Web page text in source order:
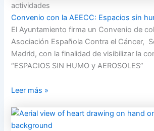
actividades
Convenio con la AEECC: Espacios sin
El Ayuntamiento firma un Convenio de
Asociación Española Contra el Cáncer,
Madrid, con la finalidad de visibilizar la
“ESPACIOS SIN HUMO y AEROSOLES”
Leer más »